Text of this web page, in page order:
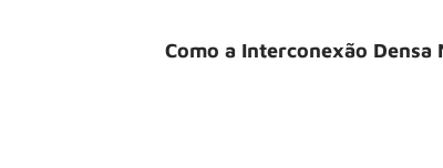
Como a Interconexão